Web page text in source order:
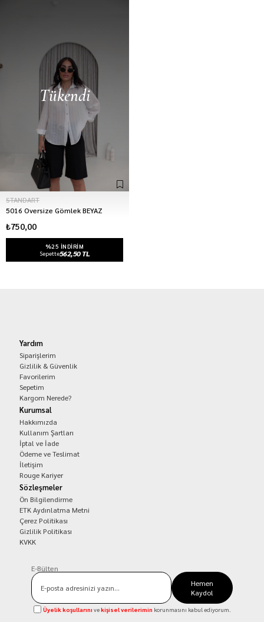
Tükendi
STANDART
5016 Oversize Gömlek BEYAZ
₺750,00
%25 INDIRIM
Sepette562,50 TL
Yardım
Siparişlerim
Gizlilik & Güvenlik
Favorilerim
Sepetim
Kargom Nerede?
Kurumsal
Hakkımızda
Kullanım Şartları
İptal ve İade
Ödeme ve Teslimat
İletişim
Rouge Kariyer
Sözleşmeler
Ön Bilgilendirme
ETK Aydınlatma Metni
Çerez Politikası
Gizlilik Politikası
KVKK
E-Bülten
Hemen
Kaydol
Üyelik koşullarını vekişisel verilerimin korunmasını kabul ediyorum.